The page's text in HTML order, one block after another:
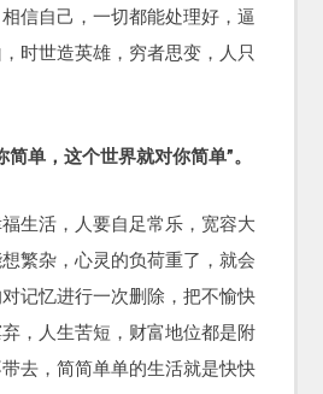
信自己，一切都能处理好，逼
时世造英雄，穷者思变，人只
单，这个世界就对你简单”。
活，人要自足常乐，宽容大
繁杂，心灵的负荷重了，就会
记忆进行一次删除，把不愉快
，人生苦短，财富地位都是附
去，简简单单的生活就是快快